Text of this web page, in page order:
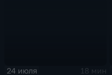
24 июля
18 мин